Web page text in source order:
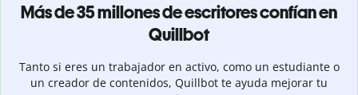
Más de 35 millones de escritores confían en
Quillbot
Tanto si eres un trabajador en activo, como un estudiante o
un creador de contenidos, Quillbot te ayuda mejorar tu